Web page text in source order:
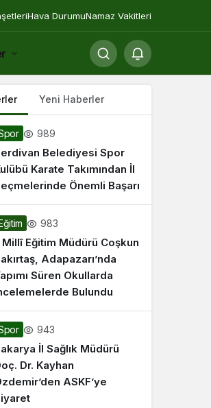
Hava DurumuNamaz Vakitleri
Yeni Haberler
989
Belediyesi Spor
Karate Takımından İl
Önemli Başarı
983
Millî Eğitim Müdürü Coşkun
Adapazarı’nda
Süren Okullarda
Bulundu
943
İl Sağlık Müdürü
Dr. Kayhan
ASKF’ye